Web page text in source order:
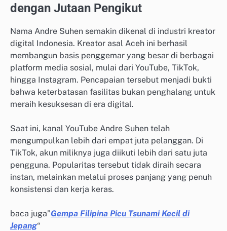
dengan Jutaan Pengikut
Nama Andre Suhen semakin dikenal di industri kreator
digital Indonesia. Kreator asal Aceh ini berhasil
membangun basis penggemar yang besar di berbagai
platform media sosial, mulai dari YouTube, TikTok,
hingga Instagram. Pencapaian tersebut menjadi bukti
bahwa keterbatasan fasilitas bukan penghalang untuk
meraih kesuksesan di era digital.
Saat ini, kanal YouTube Andre Suhen telah
mengumpulkan lebih dari empat juta pelanggan. Di
TikTok, akun miliknya juga diikuti lebih dari satu juta
pengguna. Popularitas tersebut tidak diraih secara
instan, melainkan melalui proses panjang yang penuh
konsistensi dan kerja keras.
baca juga”Gempa Filipina Picu Tsunami Kecil di
Jepang“